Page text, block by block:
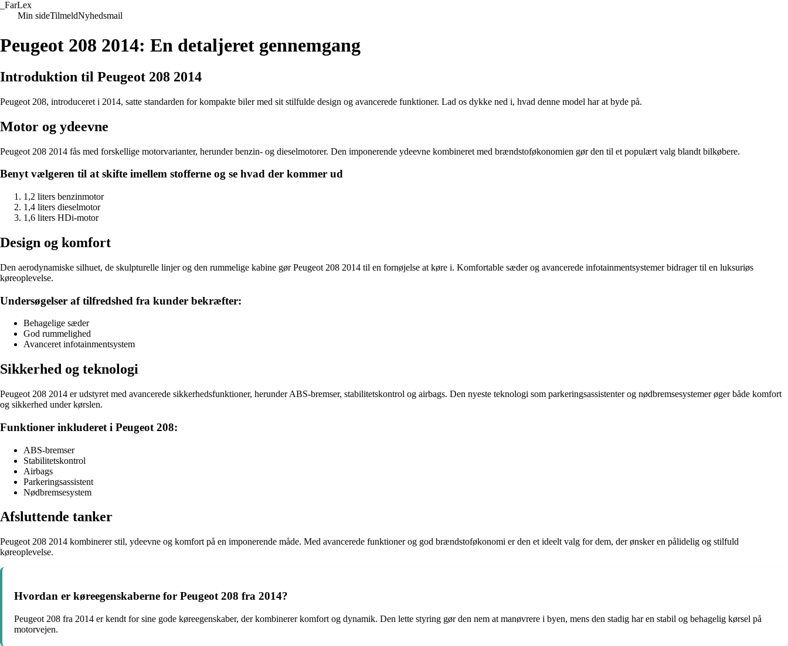
FarLex
Min sideTilmeldNyhedsmail
Peugeot 208 2014: En detaljeret gennemgang
Introduktion til Peugeot 208 2014
Peugeot 208, introduceret i 2014, satte standarden for kompakte biler med sit stilfulde design og avancerede funktioner. Lad os dykke ned i, hvad denne model har at byde på.
Motor og ydeevne
Peugeot 208 2014 fås med forskellige motorvarianter, herunder benzin- og dieselmotorer. Den imponerende ydeevne kombineret med brændstoføkonomien gør den til et populært valg blandt bilkøbere.
Benyt vælgeren til at skifte imellem stofferne og se hvad der kommer ud
1,2 liters benzinmotor
1,4 liters dieselmotor
1,6 liters HDi-motor
Design og komfort
Den aerodynamiske silhuet, de skulpturelle linjer og den rummelige kabine gør Peugeot 208 2014 til en fornøjelse at køre i. Komfortable sæder og avancerede infotainmentsystemer bidrager til en luksuriøs
køreoplevelse.
Undersøgelser af tilfredshed fra kunder bekræfter:
Behagelige sæder
God rummelighed
Avanceret infotainmentsystem
Sikkerhed og teknologi
Peugeot 208 2014 er udstyret med avancerede sikkerhedsfunktioner, herunder ABS-bremser, stabilitetskontrol og airbags. Den nyeste teknologi som parkeringsassistenter og nødbremsesystemer øger både komfort
og sikkerhed under kørslen.
Funktioner inkluderet i Peugeot 208:
ABS-bremser
Stabilitetskontrol
Airbags
Parkeringsassistent
Nødbremsesystem
Afsluttende tanker
Peugeot 208 2014 kombinerer stil, ydeevne og komfort på en imponerende måde. Med avancerede funktioner og god brændstoføkonomi er den et ideelt valg for dem, der ønsker en pålidelig og stilfuld
køreoplevelse.
Hvordan er køreegenskaberne for Peugeot 208 fra 2014?
Peugeot 208 fra 2014 er kendt for sine gode køreegenskaber, der kombinerer komfort og dynamik. Den lette styring gør den nem at manøvrere i byen, mens den stadig har en stabil og behagelig kørsel på
motorvejen.